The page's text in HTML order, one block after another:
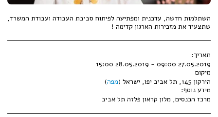
השתלמות חדשה, עדכנית ומפתיעה לפיתוח סביבת העבודה ועבודת המשרד,
שתצעיד את מזכירות הארגון קדימה !
תאריך:
27.05.2019 09:00 - 28.05.2019 15:00
מיקום
הירקון 145, תל אביב יפו, ישראל (
מפה)
מידע נוסף:
מרכז הכנסים, מלון קראון פלזה תל אביב